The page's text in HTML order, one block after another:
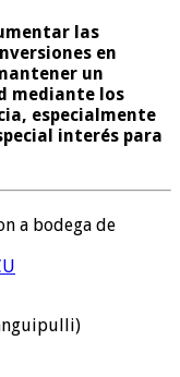
las
en
un
mediante los
especialmente
interés para
a bodega de